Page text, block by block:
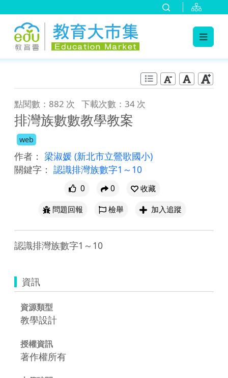
點閱數：882 次 下載次數：34 次
排灣族數數教學教案
web
作者： 梁淑媛 (新北市立鶯歌國小)
關鍵字： 認識排灣族數字1～10
0 0
收藏
問題回報
檢舉 加入追蹤
認識排灣族數字1～10
資訊
資源類型
教學設計
授權資訊
著作權所有